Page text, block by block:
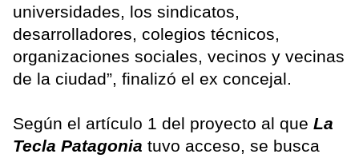
universidades, los sindicatos,
desarrolladores, colegios técnicos,
organizaciones sociales, vecinos y vecinas
de la ciudad”, finalizó el ex concejal.
Según el artículo 1 del proyecto al que La
Tecla Patagonia tuvo acceso, se busca